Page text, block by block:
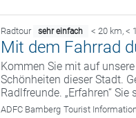
Radtour sehr einfach < 20 km, <
Mit dem Fahrrad
Kommen Sie mit auf
Schönheiten dieser Stadt.
Radlfreunde. „Erfahren“
ADFC Bamberg Tourist